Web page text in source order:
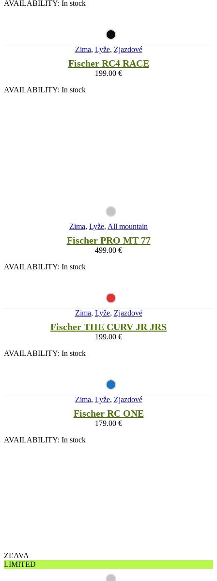
AVAILABILITY: In stock
Zima, Lyže, Zjazdové
Fischer RC4 RACE
199.00 €
AVAILABILITY: In stock
Zima, Lyže, All mountain
Fischer PRO MT 77
499.00 €
AVAILABILITY: In stock
Zima, Lyže, Zjazdové
Fischer THE CURV JR JRS
199.00 €
AVAILABILITY: In stock
Zima, Lyže, Zjazdové
Fischer RC ONE
179.00 €
AVAILABILITY: In stock
ZĽAVA
LIMITED